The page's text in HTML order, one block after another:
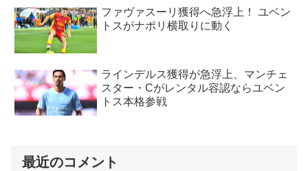
ファヴァスーリ獲得へ急浮上！ ユベン
トスがナポリ横取りに動く
ラインデルス獲得が急浮上、マンチェ
スター・Cがレンタル容認ならユベン
トス本格参戦
最近のコメント